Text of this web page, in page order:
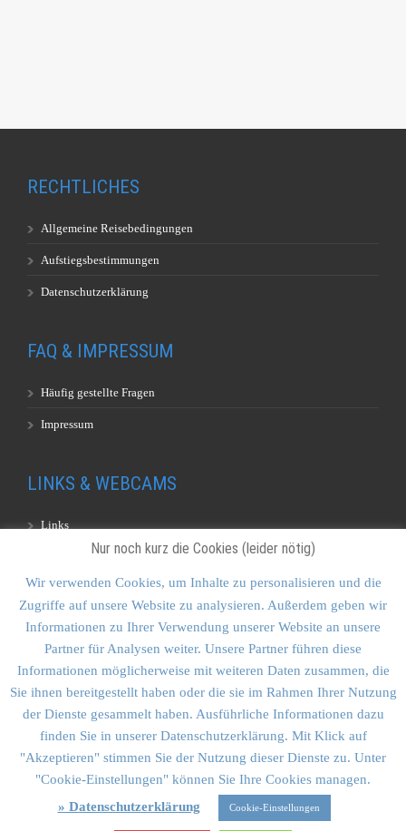
RECHTLICHES
Allgemeine Reisebedingungen
Aufstiegsbestimmungen
Datenschutzerklärung
FAQ & IMPRESSUM
Häufig gestellte Fragen
Impressum
LINKS & WEBCAMS
Links
KONTAKT & SITEMAP
Kontakt
Sitemap
Vulkankultour-BUFF®
Vulkankultour Goldstein & Schmid GbR • Planegger Str. 12A •
Nur noch kurz die Cookies (leider nötig)
Wir verwenden Cookies, um Inhalte zu personalisieren und die
Zugriffe auf unsere Website zu analysieren. Außerdem geben wir
Informationen zu Ihrer Verwendung unserer Website an unsere
Partner für Analysen weiter. Unsere Partner führen diese
Informationen möglicherweise mit weiteren Daten zusammen, die
Sie ihnen bereitgestellt haben oder die sie im Rahmen Ihrer Nutzung
der Dienste gesammelt haben. Ausführliche Informationen dazu
finden Sie in unserer Datenschutzerklärung. Mit Klick auf
"Akzeptieren" stimmen Sie der Nutzung dieser Dienste zu. Unter
"Cookie-Einstellungen" können Sie Ihre Cookies managen.
» Datenschutzerklärung
Cookie-Einstellungen